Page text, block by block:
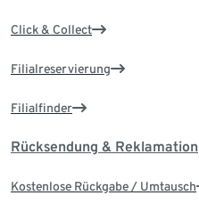
Click & Collect
Filialreservierung
Filialfinder
Rücksendung & Reklamation
Kostenlose Rückgabe / Umtausch